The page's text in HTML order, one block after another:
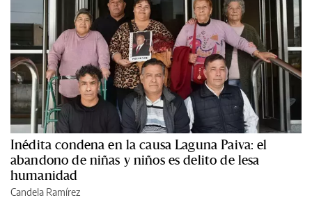
Inédita condena en la causa Laguna Paiva: el
abandono de niñas y niños es delito de lesa
humanidad
Candela Ramírez